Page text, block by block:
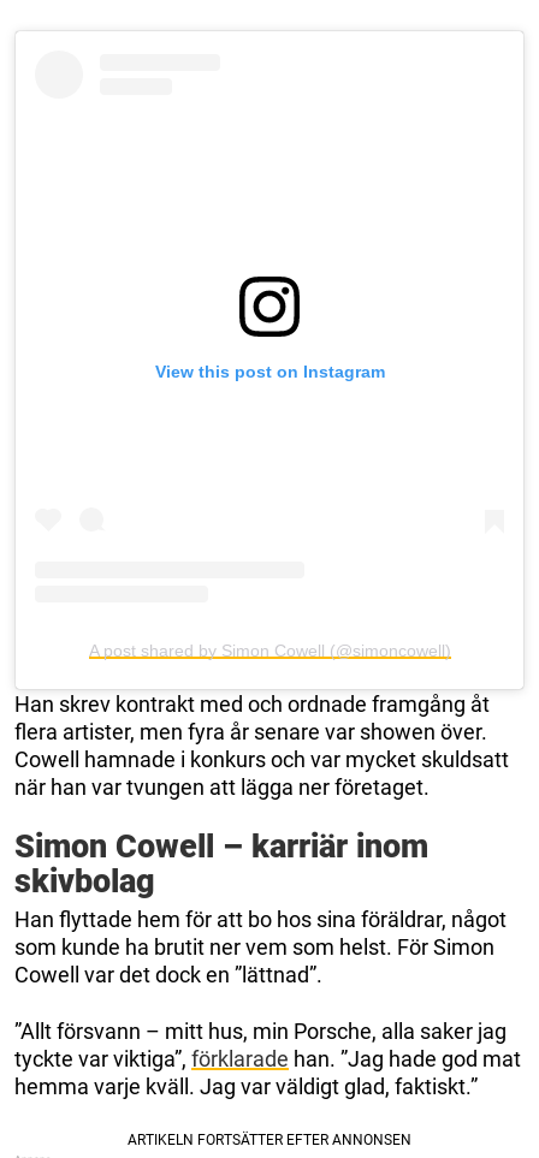
View this post on Instagram
A post shared by Simon Cowell (@simoncowell)
Han skrev kontrakt med och ordnade framgång åt
flera artister, men fyra år senare var showen över.
Cowell hamnade i konkurs och var mycket skuldsatt
när han var tvungen att lägga ner företaget.
Simon Cowell – karriär inom
skivbolag
Han flyttade hem för att bo hos sina föräldrar, något
som kunde ha brutit ner vem som helst. För Simon
Cowell var det dock en ”lättnad”.
”Allt försvann – mitt hus, min Porsche, alla saker jag
tyckte var viktiga”, förklarade han. ”Jag hade god mat
hemma varje kväll. Jag var väldigt glad, faktiskt.”